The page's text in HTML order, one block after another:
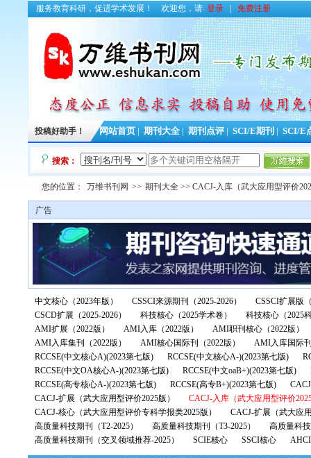
服务教育科研，促进学术发展！ 欢迎您，请 登录 免费注册
投稿好助手！ 网站首页 期刊大全 期刊点评 SCI/E期刊 SCI/E
搜索：
您的位置： 万维书刊网 >> 期刊大全 >> CACJ-入库（武大应用型评价
广告
中文核心（2023年版） CSSCI来源期刊（2025-2026）
CSSCI扩展版
CSCD扩展（2025-2026）
科技核心（2025学术卷）
科技核心（2025
AMI扩展（2022版）
AMI入库（2022版）
AMI职刊核心（2022版）
AMI入库集刊（2022版）
AMI核心国际刊（2022版）
AMI入库国际
RCCSE(中文核心A)(2023第七版)
RCCSE(中文核心A-)(2023第七版)
RCCSE(中文OA核心A-)(2023第七版)
RCCSE(中文oaB+)(2023第七版)
RCCSE(高专核心A-)(2023第七版)
RCCSE(高专B+)(2023第七版)
CACJ-扩展（武大应用型评价2025版）
CACJ-入库（武大应用型评价
CACJ-核心（武大应用型评价专科学报类2025版）
CACJ-扩展（武大应
高质量科技期刊（T2-2025）
高质量科技期刊（T3-2025）
高质量科
高质量科技期刊（交叉领域推荐-2025）
SCIE核心 SSCI核心